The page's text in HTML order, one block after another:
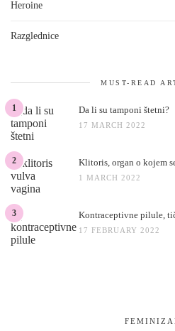
Heroine
Razglednice
MUST-READ
1 Da li su tamponi štetni?
17 MARCH 2022
2 Klitoris, organ o kojem
1 MARCH 2022
3 Kontraceptivne pilule,
17 FEBRUARY 2022